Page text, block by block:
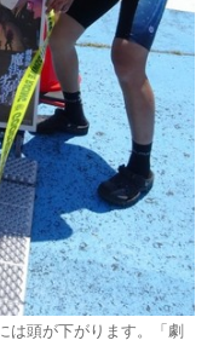
は頭が下がります。「劇